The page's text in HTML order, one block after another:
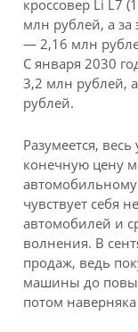
кроссовер Li L7
млн рублей, а за
— 2,16 млн
С января 2030
3,2 млн рублей,
рублей.
Разумеется,
конечную цену
чувствует себя
автомобилей и
волнения. В
продаж, ведь
машины до
потом наверняка